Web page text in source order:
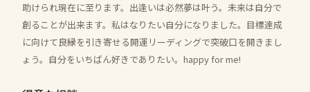
助けられ現在に至ります。出逢いは必然夢は叶う。未来は自分で
創ることが出来ます。私はなりたい自分になりました。目標達成
に向けて良縁を引き寄せる開運リーディングで突破口を開きまし
ょう。自分をいちばん好きでありたい。happy for me!